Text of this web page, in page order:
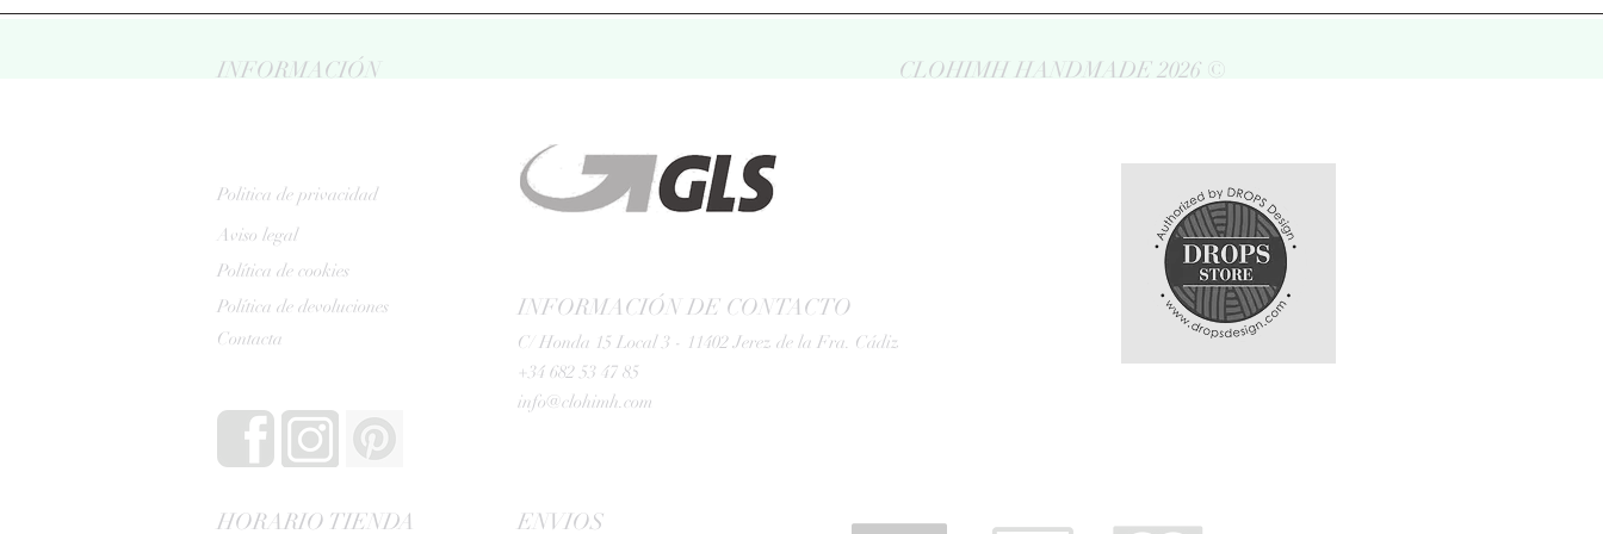
INFORMACIÓN CLOHIMH HANDMADE 2026 ©
Politica de privacidad
Aviso legal
Política de cookies
Política de devoluciones
Contacta
INFORMACIÓN DE CONTACTO
C/ Honda 15 Local 3 - 11402 Jerez de la Fra. Cádiz
+34 682 53 47 85
info@clohimh.com
HORARIO TIENDA ENVIOS